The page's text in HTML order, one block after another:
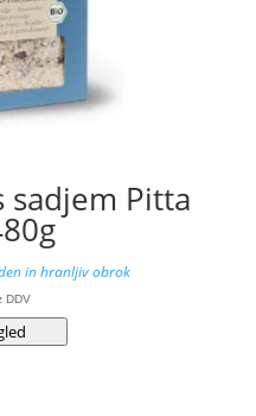
sadjem Pitta
in hranljiv obrok
DDV